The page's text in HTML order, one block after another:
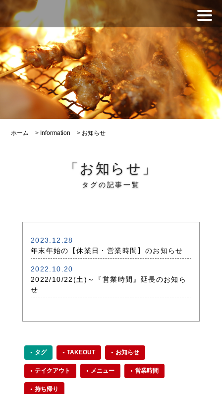
ホーム > Information > お知らせ
「お知らせ」
タグの記事一覧
2023.12.28
年末年始の【休業日・営業時間】のお知らせ
2022.10.20
2022/10/22(土)～『営業時間』延長のお知ら
せ
タグ TAKEOUT お知らせ
テイクアウト メニュー 営業時間
持ち帰り